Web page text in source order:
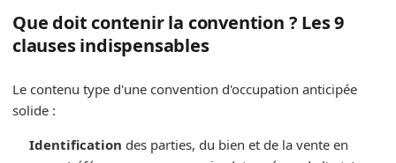
Que doit contenir la convention ? Les 9
clauses indispensables
Le contenu type d'une convention d'occupation anticipée
solide :
Identification des parties, du bien et de la vente en